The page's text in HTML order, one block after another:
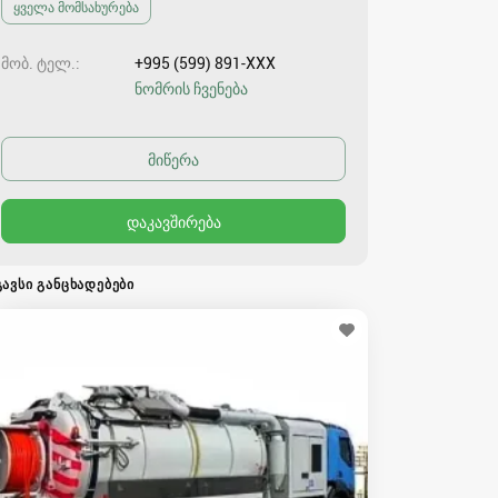
ყველა მომსახურება
მობ. ტელ.
+995 (599) 891-XXX
ნომრის ჩვენება
ᲒᲐᲜᲪᲮᲐᲓᲔᲑᲔᲑᲘ